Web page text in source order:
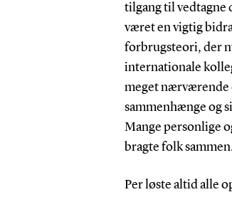
tilgang til vedtagne
været en vigtig
forbrugsteori, der
internationale
meget nærværende
sammenhænge og
Mange personlige
bragte folk
Per løste altid alle